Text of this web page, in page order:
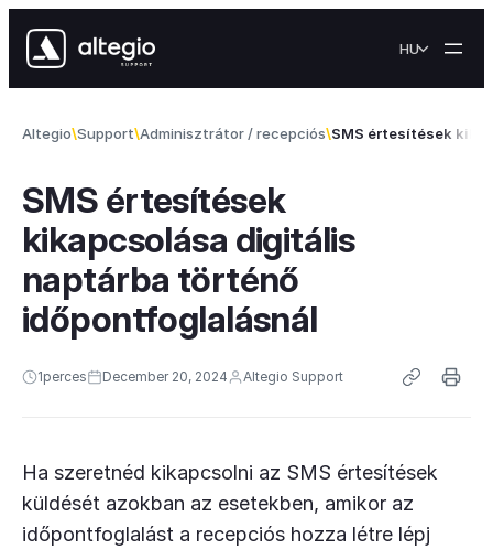
HU
Altegio Support Adminisztrátor / recepciós SMS értesítések
SMS értesítések
kikapcsolása digitális
naptárba történő
időpontfoglalásnál
1perces December 20, 2024 Altegio Support
Ha szeretnéd kikapcsolni az SMS értesítések
küldését azokban az esetekben, amikor az
időpontfoglalást a recepciós hozza létre lépj